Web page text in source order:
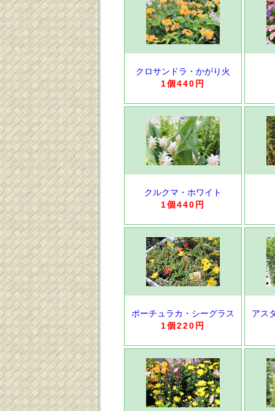
クロサンドラ・かがり火
1個440円
クルクマ・ホワイト
1個440円
ポーチュラカ・シーグラス
1個220円
アス